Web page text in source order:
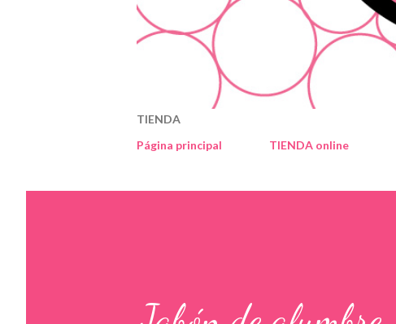
TIENDA
Página principal
TIENDA online